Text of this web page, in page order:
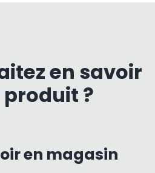
en savoir
?
en magasin